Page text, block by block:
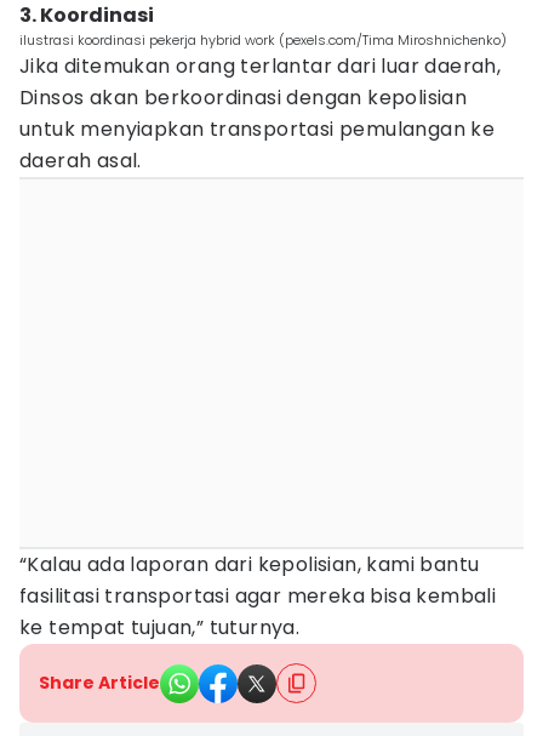
3. Koordinasi
ilustrasi koordinasi pekerja hybrid work (pexels.com/Tima Miroshnichenko)
Jika ditemukan orang terlantar dari luar daerah,
Dinsos akan berkoordinasi dengan kepolisian
untuk menyiapkan transportasi pemulangan ke
daerah asal.
“Kalau ada laporan dari kepolisian, kami bantu
fasilitasi transportasi agar mereka bisa kembali
ke tempat tujuan,” tuturnya.
Share Article